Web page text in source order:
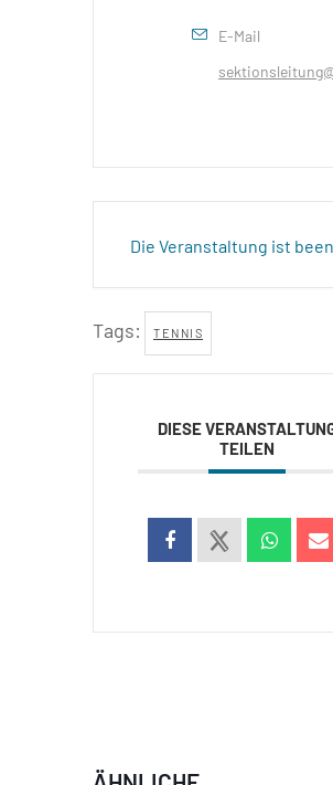
E-Mail
Die Veranstaltung ist
Tags: TENNIS
DIESE
TEILEN